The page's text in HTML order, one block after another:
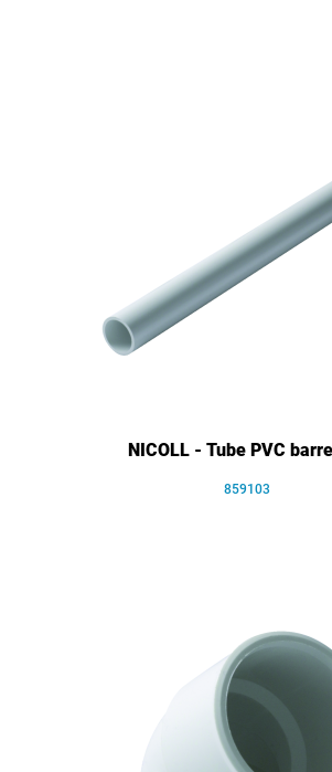
NICOLL - Tube PVC
859103